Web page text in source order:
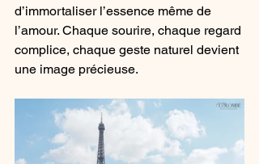
d’immortaliser l’essence même de
l’amour. Chaque sourire, chaque regard
complice, chaque geste naturel devient
une image précieuse.